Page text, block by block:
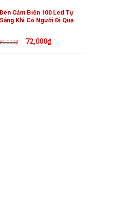
Đèn Cảm Biến 100 Led Tự
Sáng Khi Có Người Đi Qua
₫
Giá
gốc
72,000₫Giá
hiện